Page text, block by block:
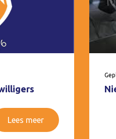
Lees meer